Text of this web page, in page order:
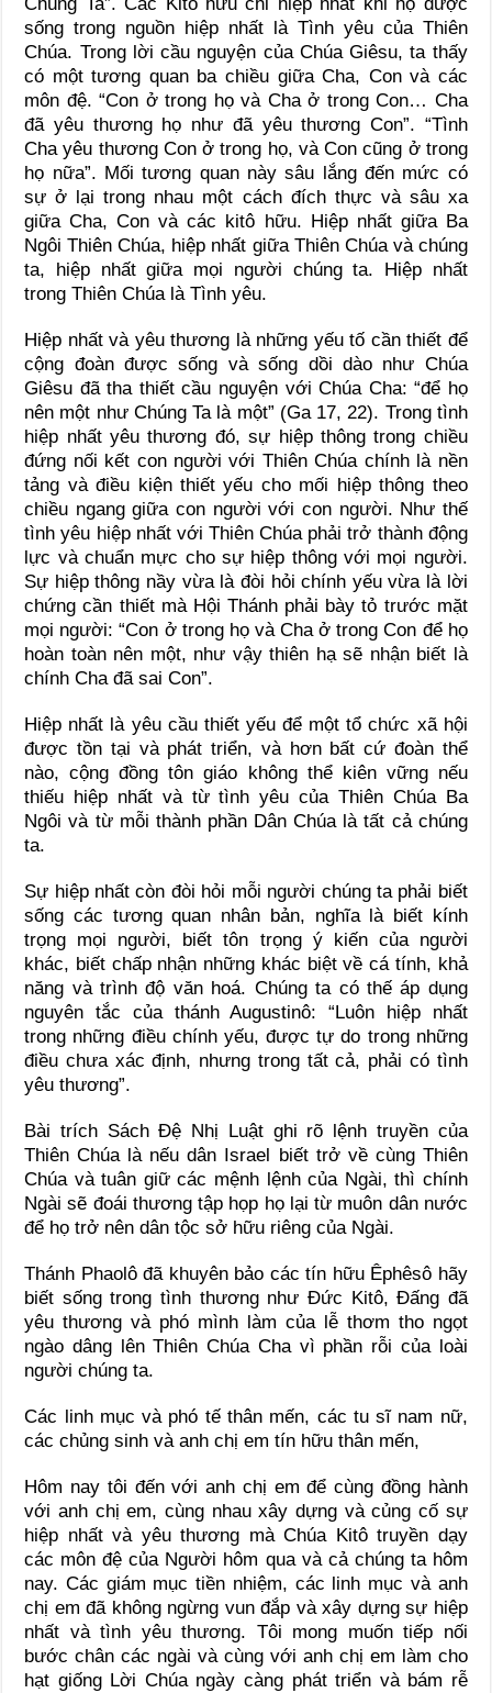
sống trong nguồn hiệp nhất là Tình yêu của Thiên
Chúa. Trong lời cầu nguyện của Chúa Giêsu, ta thấy
có một tương quan ba chiều giữa Cha, Con và các
môn đệ. “Con ở trong họ và Cha ở trong Con… Cha
đã yêu thương họ như đã yêu thương Con”. “Tình
Cha yêu thương Con ở trong họ, và Con cũng ở trong
họ nữa”. Mối tương quan này sâu lắng đến mức có
sự ở lại trong nhau một cách đích thực và sâu xa
giữa Cha, Con và các kitô hữu. Hiệp nhất giữa Ba
Ngôi Thiên Chúa, hiệp nhất giữa Thiên Chúa và chúng
ta, hiệp nhất giữa mọi người chúng ta. Hiệp nhất
trong Thiên Chúa là Tình yêu.
Hiệp nhất và yêu thương là những yếu tố cần thiết để
cộng đoàn được sống và sống dồi dào như Chúa
Giêsu đã tha thiết cầu nguyện với Chúa Cha: “để họ
nên một như Chúng Ta là một” (Ga 17, 22). Trong tình
hiệp nhất yêu thương đó, sự hiệp thông trong chiều
đứng nối kết con người với Thiên Chúa chính là nền
tảng và điều kiện thiết yếu cho mối hiệp thông theo
chiều ngang giữa con người với con người. Như thế
tình yêu hiệp nhất với Thiên Chúa phải trở thành động
lực và chuẩn mực cho sự hiệp thông với mọi người.
Sự hiệp thông nầy vừa là đòi hỏi chính yếu vừa là lời
chứng cần thiết mà Hội Thánh phải bày tỏ trước mặt
mọi người: “Con ở trong họ và Cha ở trong Con để họ
hoàn toàn nên một, như vậy thiên hạ sẽ nhận biết là
chính Cha đã sai Con”.
Hiệp nhất là yêu cầu thiết yếu để một tổ chức xã hội
được tồn tại và phát triển, và hơn bất cứ đoàn thể
nào, cộng đồng tôn giáo không thể kiên vững nếu
thiếu hiệp nhất và từ tình yêu của Thiên Chúa Ba
Ngôi và từ mỗi thành phần Dân Chúa là tất cả chúng
ta.
Sự hiệp nhất còn đòi hỏi mỗi người chúng ta phải biết
sống các tương quan nhân bản, nghĩa là biết kính
trọng mọi người, biết tôn trọng ý kiến của người
khác, biết chấp nhận những khác biệt về cá tính, khả
năng và trình độ văn hoá. Chúng ta có thế áp dụng
nguyên tắc của thánh Augustinô: “Luôn hiệp nhất
trong những điều chính yếu, được tự do trong những
điều chưa xác định, nhưng trong tất cả, phải có tình
yêu thương”.
Bài trích Sách Đệ Nhị Luật ghi rõ lệnh truyền của
Thiên Chúa là nếu dân Israel biết trở về cùng Thiên
Chúa và tuân giữ các mệnh lệnh của Ngài, thì chính
Ngài sẽ đoái thương tập họp họ lại từ muôn dân nước
để họ trở nên dân tộc sở hữu riêng của Ngài.
Thánh Phaolô đã khuyên bảo các tín hữu Êphêsô hãy
biết sống trong tình thương như Đức Kitô, Đấng đã
yêu thương và phó mình làm của lễ thơm tho ngọt
ngào dâng lên Thiên Chúa Cha vì phần rỗi của loài
người chúng ta.
Các linh mục và phó tế thân mến, các tu sĩ nam nữ,
các chủng sinh và anh chị em tín hữu thân mến,
Hôm nay tôi đến với anh chị em để cùng đồng hành
với anh chị em, cùng nhau xây dựng và củng cố sự
hiệp nhất và yêu thương mà Chúa Kitô truyền dạy
các môn đệ của Người hôm qua và cả chúng ta hôm
nay. Các giám mục tiền nhiệm, các linh mục và anh
chị em đã không ngừng vun đắp và xây dựng sự hiệp
nhất và tình yêu thương. Tôi mong muốn tiếp nối
bước chân các ngài và cùng với anh chị em làm cho
hạt giống Lời Chúa ngày càng phát triển và bám rễ